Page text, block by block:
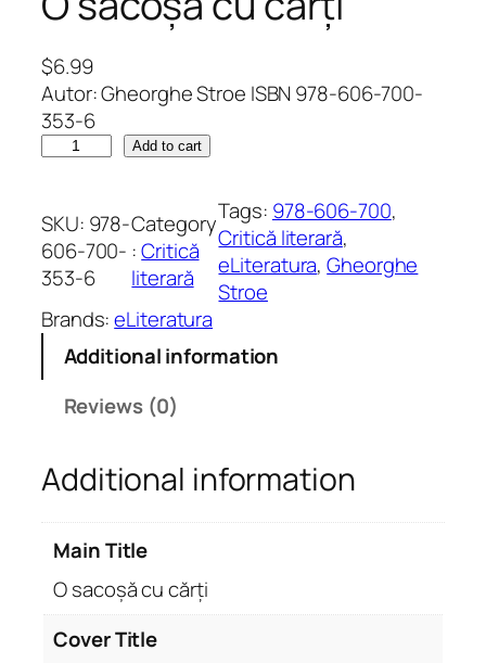
$6.99
Autor: Gheorghe Stroe ISBN 978-606-700-
353-6
c
o
ș
ă
c
ț
i
q
n
Add to cart
SKU: 978-
606-700-
353-6
Category
:Critică
literară
Tags: 978-606-700
Critică literară
eLiteratura, Gheorghe
Stroe
Brands:eLiteratura
Additional information
Reviews (0)
Additional information
Main Title
O sacoșă cu cărți
Cover Title